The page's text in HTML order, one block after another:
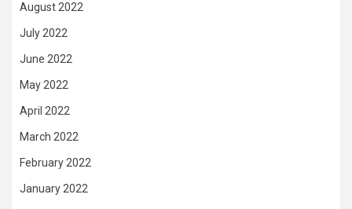
August 2022
July 2022
June 2022
May 2022
April 2022
March 2022
February 2022
January 2022